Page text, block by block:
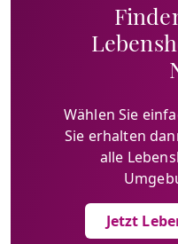
Wählen Sie
Sie erhalten
alle
Jetzt